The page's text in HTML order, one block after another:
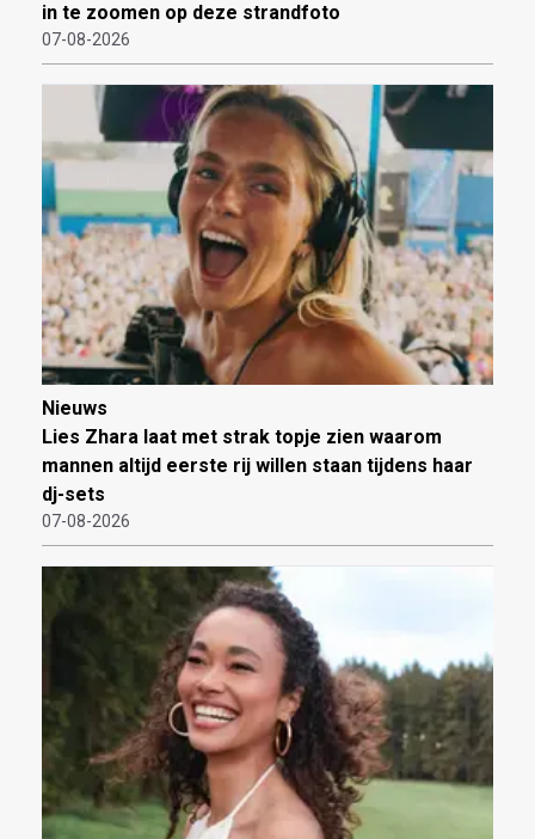
in te zoomen op deze strandfoto
07-08-2026
Nieuws
Lies Zhara laat met strak topje zien waarom
mannen altijd eerste rij willen staan tijdens haar
dj-sets
07-08-2026